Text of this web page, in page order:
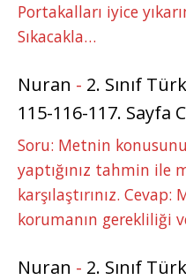
Portakalları iyice
Sıkacakla…
Nuran - 2. Sınıf
115-116-117. Sayfa
Soru: Metnin
yaptığınız tahmin ile
karşılaştırınız.
korumanın gerekliliği
Nuran - 2. Sınıf